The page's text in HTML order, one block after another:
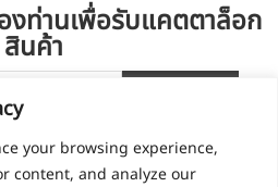
your browsing experience,
content, and analyze our
งท่านเพื่อรับแคตตาล็อก
สินค้า